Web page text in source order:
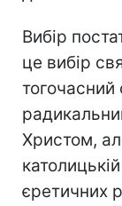
Вибір
це вибір
Христом,
єретичних